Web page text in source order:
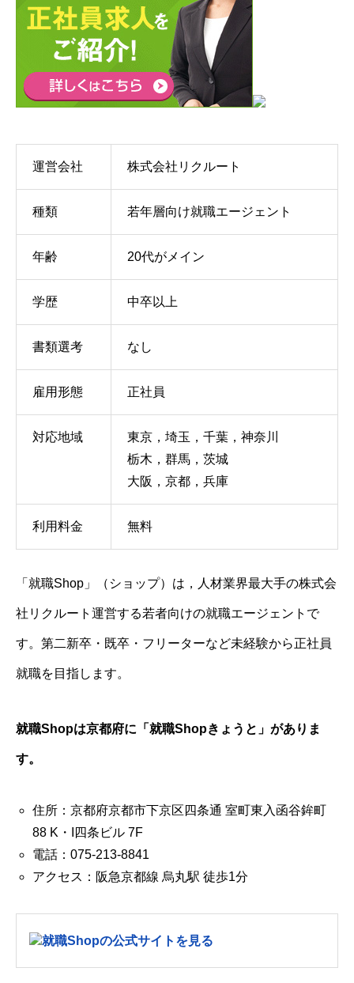
運営会社 株式会社リクルート
種類 若年層向け就職エージェント
年齢 20代がメイン
学歴 中卒以上
書類選考 なし
雇用形態 正社員
対応地域
東京，埼玉，千葉，神奈川
栃木，群馬，茨城
大阪，京都，兵庫
利用料金 無料
「就職Shop」（ショップ）は，人材業界最大手の株式会
社リクルート運営する若者向けの就職エージェントで
す。第二新卒・既卒・フリーターなど未経験から正社員
就職を目指します。
就職Shopは京都府に「就職Shopきょうと」がありま
す。
住所：京都府京都市下京区四条通 室町東入函谷鉾町
88 K・I四条ビル 7F
電話：075-213-8841
アクセス：阪急京都線 烏丸駅 徒歩1分
就職Shopの公式サイトを見る